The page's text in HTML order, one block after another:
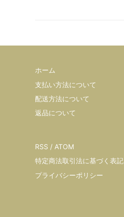
ホーム
支払い方法について
配送方法について
返品について
RSS / ATOM
特定商法取引法に基づく表記
プライバシーポリシー